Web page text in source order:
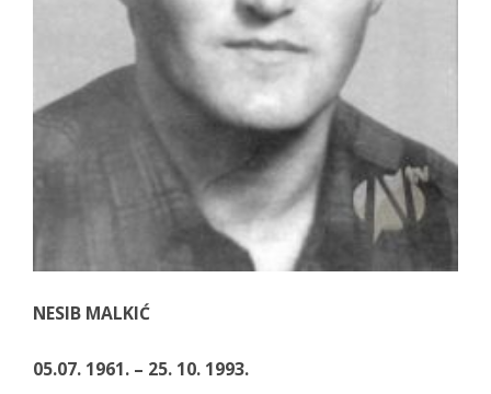
NESIB MALKIĆ
05.07. 1961. – 25. 10. 1993.